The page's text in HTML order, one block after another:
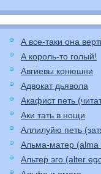
А все-таки она
А король-то голый!
Авгиевы конюшни
Адвокат дьявола
Акафист петь
Аки тать в нощи
Аллилуйю петь
Альма-матер (alma
Альтер эго (alter